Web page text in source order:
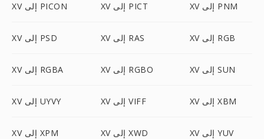
XV إلى PICON XV إلى PICT XV إلى PNM
XV إلى PSD XV إلى RAS XV إلى RGB
XV إلى RGBA XV إلى RGBO XV إلى SUN
XV إلى UYVY XV إلى VIFF XV إلى XBM
XV إلى XPM XV إلى XWD XV إلى YUV